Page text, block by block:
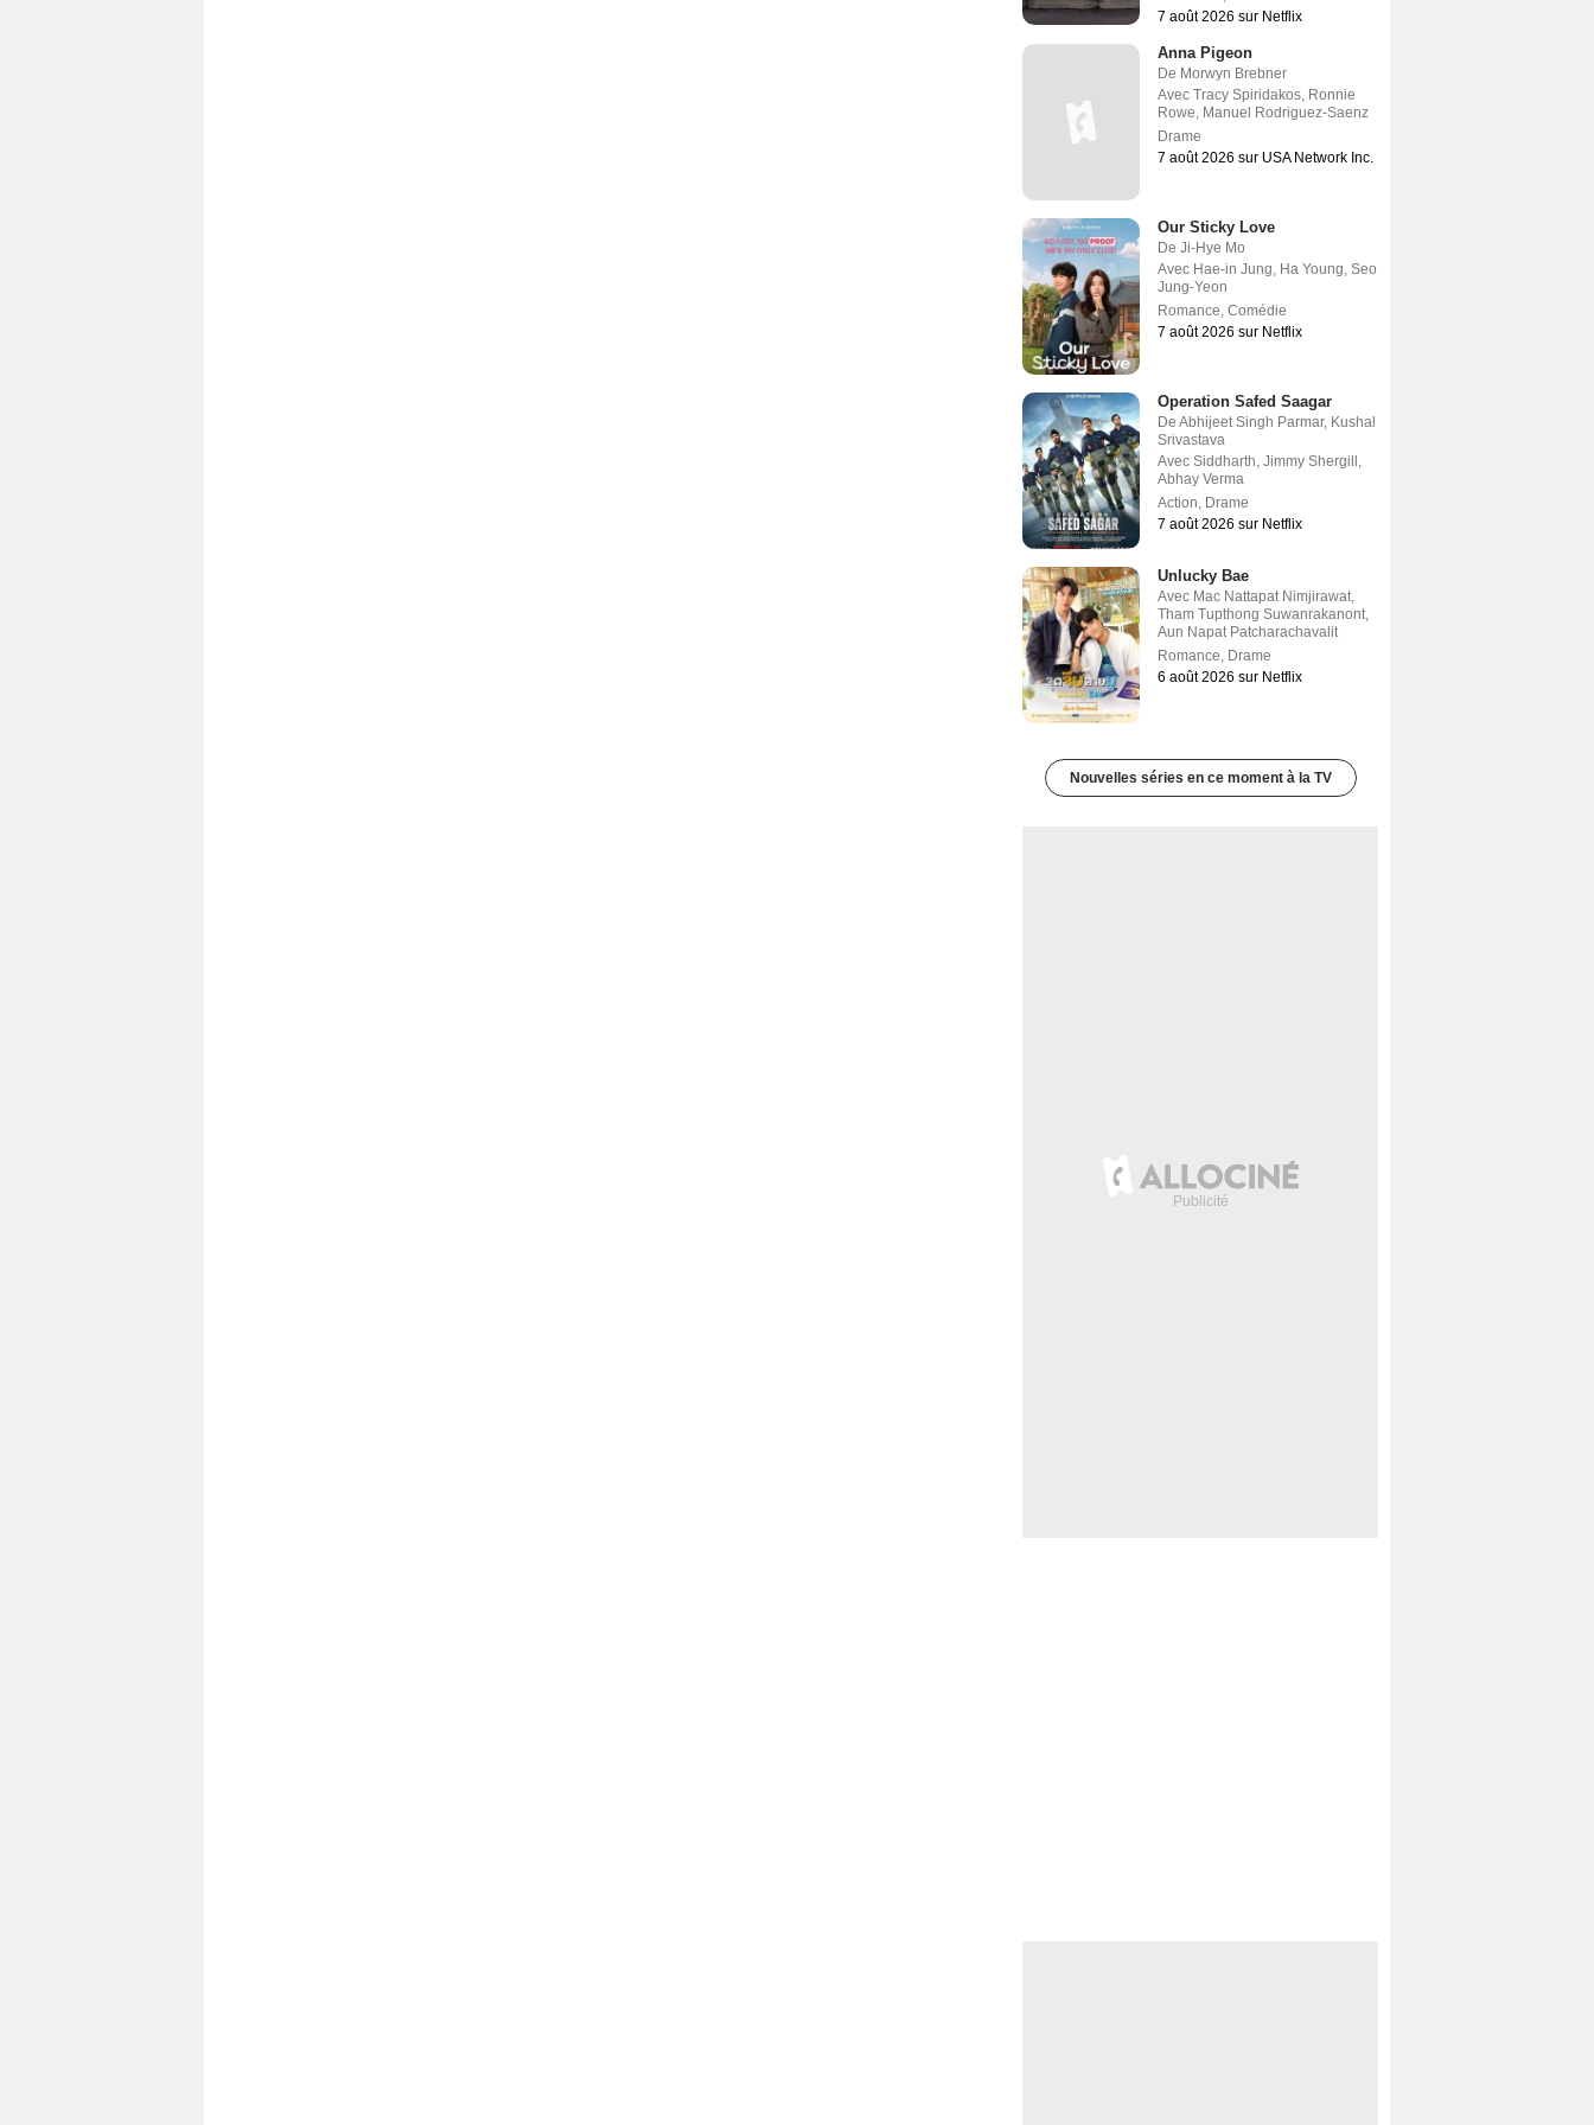
7 août 2026 sur Netflix
Anna Pigeon
De Morwyn Brebner
Avec Tracy Spiridakos, Ronnie
Rowe, Manuel Rodriguez-Saenz
Drame
7 août 2026 sur USA Network Inc.
Our Sticky Love
De Ji-Hye Mo
Avec Hae-in Jung, Ha Young, Seo
Jung-Yeon
Romance, Comédie
7 août 2026 sur Netflix
Operation Safed Saagar
De Abhijeet Singh Parmar, Kushal
Srivastava
Avec Siddharth, Jimmy Shergill ,
Abhay Verma
Action, Drame
7 août 2026 sur Netflix
Unlucky Bae
Avec Mac Nattapat Nimjirawat,
Tham Tupthong Suwanrakanont,
Aun Napat Patcharachavalit
Romance, Drame
6 août 2026 sur Netflix
Nouvelles séries en ce moment à la TV